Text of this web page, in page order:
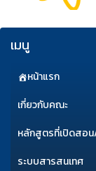
เมนู
หน้าแรก
เกี่ยวกับคณะ
หลักสูตรที่เปิดสอ
ระบบสารสนเทศ